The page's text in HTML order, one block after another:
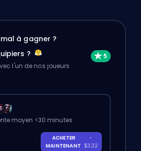
à gagner ?
?
l'un de nos joueurs
moyen <30 minutes
ACHETER
MAINTENANT
-
$3.32